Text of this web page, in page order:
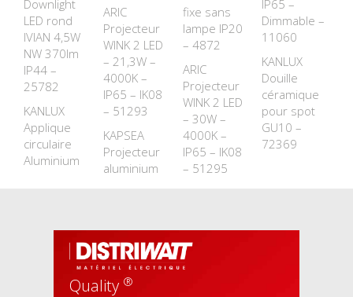
Downlight
LED rond
IVIAN 4,5W
NW 370lm
IP44 –
25782
KANLUX
Applique
circulaire
Aluminium
ARIC
Projecteur
WINK 2 LED
– 21,3W –
4000K –
IP65 – IK08
– 51293
KAPSEA
Projecteur
aluminium
fixe sans
lampe IP20
– 4872
ARIC
Projecteur
WINK 2 LED
– 30W –
4000K –
IP65 – IK08
– 51295
IP65 –
Dimmable –
11060
KANLUX
Douille
céramique
pour spot
GU10 –
72369
Quality ®